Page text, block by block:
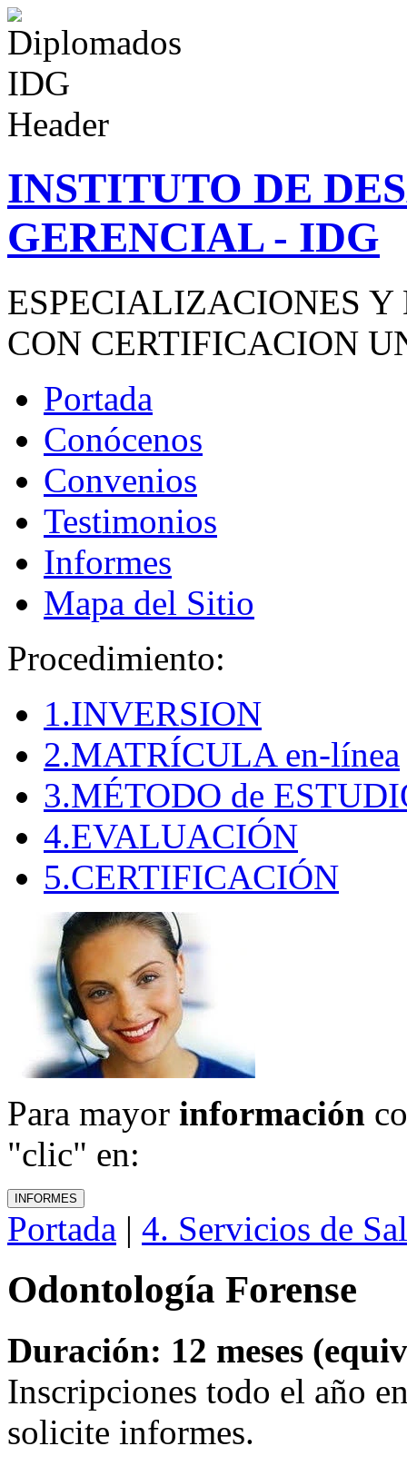
INSTITUTO DE
GERENCIAL - IDG
ESPECIALIZACIONES
CON CERTIFICACION
Portada
Conócenos
Convenios
Testimonios
Informes
Mapa del Sitio
Procedimiento:
1.INVERSION
2.MATRÍCULA en-línea
3.MÉTODO de
4.EVALUACIÓN
5.CERTIFICACIÓN
Para mayor información
"clic" en:
Portada | 4. Servicios de
Odontología Forense
Duración: 12 meses
Inscripciones todo el año
solicite informes.